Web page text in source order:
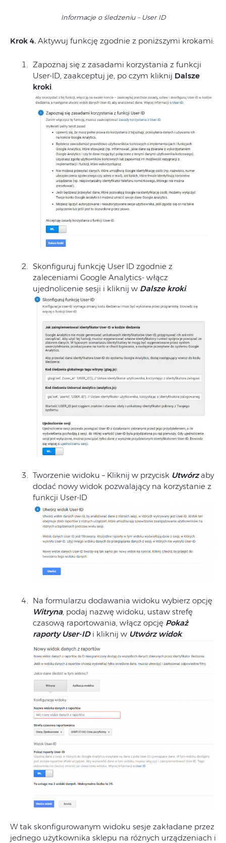
Informacje o śledzeniu – User ID
Krok 4. Aktywuj funkcję zgodnie z poniższymi krokami:
Zapoznaj się z zasadami korzystania z funkcji
User-ID, zaakceptuj je, po czym kliknij Dalsze
kroki.
Skonfiguruj funkcję User ID zgodnie z
zaleceniami Google Analytics- włącz
ujednolicenie sesji i kliknij w Dalsze kroki.
Tworzenie widoku – Kliknij w przycisk Utwórzaby
dodać nowy widok pozwalający na korzystanie z
funkcji User-ID
Na formularzu dodawania widoku wybierz opcję
Witryna, podaj nazwę widoku, ustaw strefę
czasową raportowania, włącz opcję Pokaż
raporty User-IDi kliknij w Utwórz widok.
W tak skonfigurowanym widoku sesje zakładane przez
jednego użytkownika sklepu na różnych urządzeniach i